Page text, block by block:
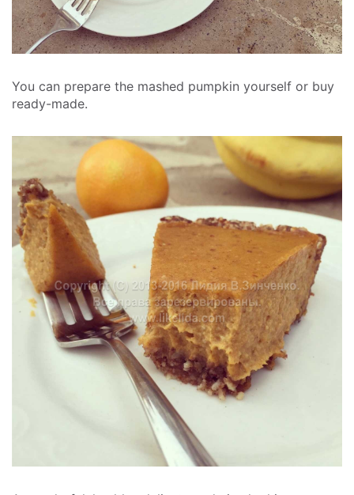
You can prepare the mashed pumpkin yourself or buy
ready-made.